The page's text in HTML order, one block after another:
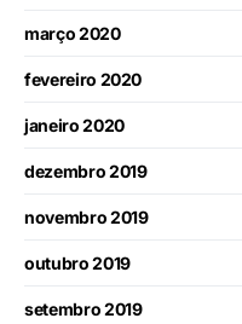
março 2020
fevereiro 2020
janeiro 2020
dezembro 2019
novembro 2019
outubro 2019
setembro 2019